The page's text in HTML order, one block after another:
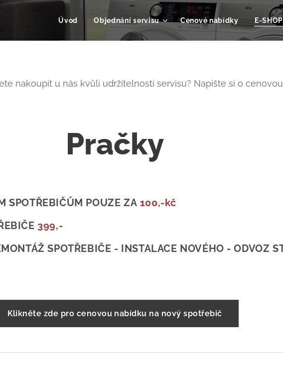
Úvod Objednání servisu Cenové nabídky E-SHOP
nakoupit u nás kvůli udržitelnosti servisu? Napište si o
Pračky
SPOTŘEBIČŮM POUZE ZA 100,-kč
399,-
SPOTŘEBIČE - INSTALACE NOVÉHO - ODVOZ
Klikněte zde pro cenovou nabídku na nový spotřebič